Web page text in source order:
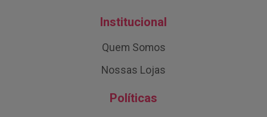
Institucional
Quem Somos
Nossas Lojas
Políticas